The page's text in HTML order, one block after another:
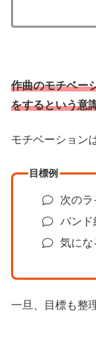
作曲のモチベー
をするという意
モチベーション
目標例
次のラ
バンド
気にな
一旦、目標も整